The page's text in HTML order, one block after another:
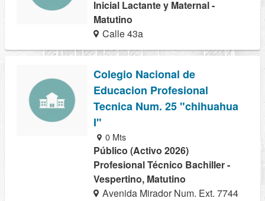
Inicial Lactante y Maternal -
Matutino
Calle 43a
Colegio Nacional de
Educacion Profesional
Tecnica Num. 25 "chihuahua
I"
0 Mts
Público (Activo 2026)
Profesional Técnico Bachiller -
Vespertino, Matutino
Avenida Mirador Num. Ext. 7744